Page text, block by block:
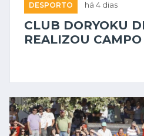
DESPORTO há 4 dias
CLUB DORYOKU
REALIZOU